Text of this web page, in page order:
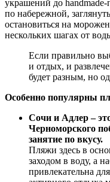
украшений до
по набережной,
остановиться на
нескольких шагах от
Если правильно
и отдых, и
будет разным, но
Особенно популярны
Сочи и Адлер –
Черноморского
занятие по вкусу.
Пляжи здесь в
заходом в воду, а
привлекательна